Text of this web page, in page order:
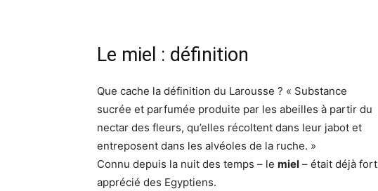
Le miel : définition
Que cache la définition du Larousse ? « Substance
sucrée et parfumée produite par les abeilles à partir du
nectar des fleurs, qu’elles récoltent dans leur jabot et
entreposent dans les alvéoles de la ruche. »
Connu depuis la nuit des temps – le miel – était déjà fort
apprécié des Egyptiens.